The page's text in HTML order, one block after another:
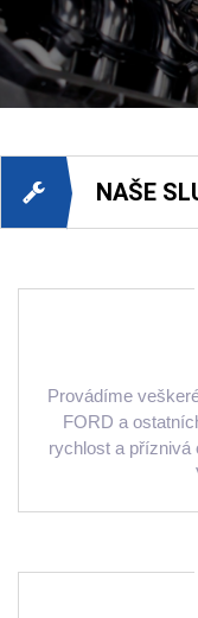
NAŠE
Provádíme
FORD a
rychlost a příznivá